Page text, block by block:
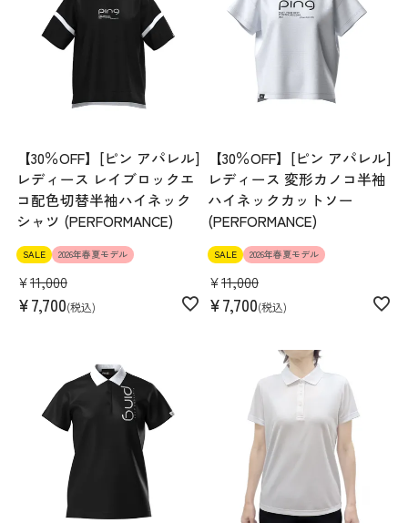
【30％OFF】[ピン アパレル]
レディース レイブロックエ
コ配色切替半袖ハイネック
シャツ (PERFORMANCE)
SALE 2026年春夏モデル
¥11,000
¥7,700 税込
【30％OFF】[ピン アパレル]
レディース 変形カノコ半袖
ハイネックカットソー
(PERFORMANCE)
SALE 2026年春夏モデル
¥11,000
¥7,700 税込